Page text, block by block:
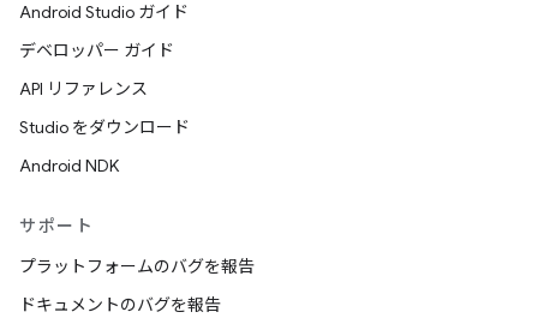
Android Studio ガイド
デベロッパー ガイド
API リファレンス
Studio をダウンロード
Android NDK
サポート
プラットフォームのバグを報告
ドキュメントのバグを報告